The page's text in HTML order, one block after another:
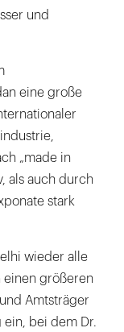
und
eine große
„made in
als auch durch
stark
wieder alle
einen größeren
Amtsträger
bei dem Dr.